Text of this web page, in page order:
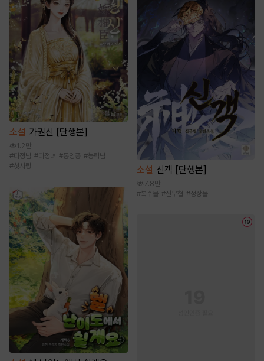
소설 가권신 [단행본]
1.2만
#다정남 #다정녀 #동양풍 #능력남
#첫사랑 소설 신객 [단행본]
7.8만
#복수물 #신무협 #성장물